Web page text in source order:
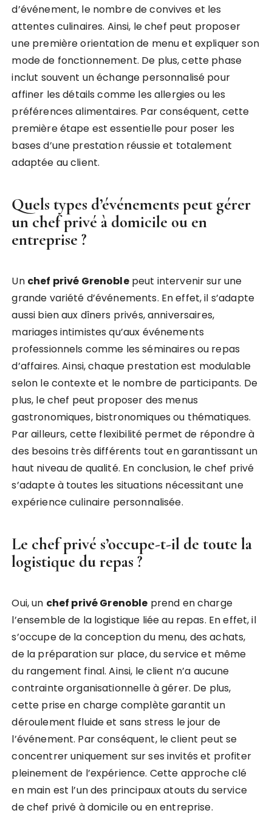
d’événement, le nombre de convives et les
attentes culinaires. Ainsi, le chef peut proposer
une première orientation de menu et expliquer son
mode de fonctionnement. De plus, cette phase
inclut souvent un échange personnalisé pour
affiner les détails comme les allergies ou les
préférences alimentaires. Par conséquent, cette
première étape est essentielle pour poser les
bases d’une prestation réussie et totalement
adaptée au client.
Quels types d’événements peut gérer
un chef privé à domicile ou en
entreprise ?
Un chef privé Grenoblepeut intervenir sur une
grande variété d’événements. En effet, il s’adapte
aussi bien aux dîners privés, anniversaires,
mariages intimistes qu’aux événements
professionnels comme les séminaires ou repas
d’affaires. Ainsi, chaque prestation est modulable
selon le contexte et le nombre de participants. De
plus, le chef peut proposer des menus
gastronomiques, bistronomiques ou thématiques.
Par ailleurs, cette flexibilité permet de répondre à
des besoins très différents tout en garantissant un
haut niveau de qualité. En conclusion, le chef privé
s’adapte à toutes les situations nécessitant une
expérience culinaire personnalisée.
Le chef privé s’occupe-t-il de toute la
logistique du repas ?
Oui, un chef privé Grenoble prend en charge
l’ensemble de la logistique liée au repas. En effet, il
s’occupe de la conception du menu, des achats,
de la préparation sur place, du service et même
du rangement final. Ainsi, le client n’a aucune
contrainte organisationnelle à gérer. De plus,
cette prise en charge complète garantit un
déroulement fluide et sans stress le jour de
l’événement. Par conséquent, le client peut se
concentrer uniquement sur ses invités et profiter
pleinement de l’expérience. Cette approche clé
en main est l’un des principaux atouts du service
de chef privé à domicile ou en entreprise.